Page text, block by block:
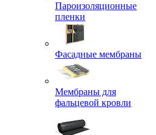
Пароизоляционные
пленки
Фасадные мембраны
Мембраны для
фальцевой кровли